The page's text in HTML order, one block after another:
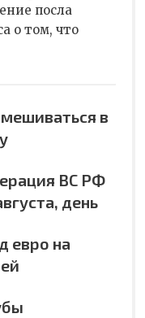
посла
о том, что
в
ВС РФ
день
евро на